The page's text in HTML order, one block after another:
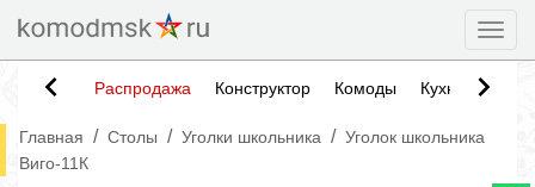
Распродажа Конструктор Комоды Кухни
Главная / Столы / Уголки школьника / Уголок школьника
Виго-11К